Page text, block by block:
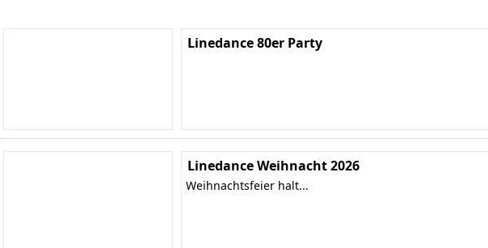
Linedance 80er Party
Linedance Weihnacht 2026
Weihnachtsfeier halt...